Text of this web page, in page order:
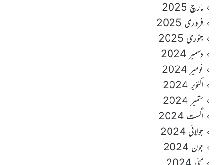
مارچ 2025
فروری 2025
جنوری 2025
دسمبر 2024
نومبر 2024
اکتوبر 2024
ستمبر 2024
اگست 2024
جولائی 2024
جون 2024
مئی 2024